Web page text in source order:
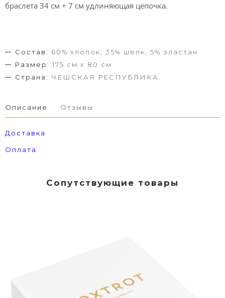
браслета 34 см + 7 см удлиняющая цепочка.
Состав: 60% хлопок, 35% шелк, 5% эластан
Размер: 175 см х 80 см
Страна: ЧЕШСКАЯ РЕСПУБЛИКА
Описание Отзывы
Доставка
Оплата
Сопутствующие товары